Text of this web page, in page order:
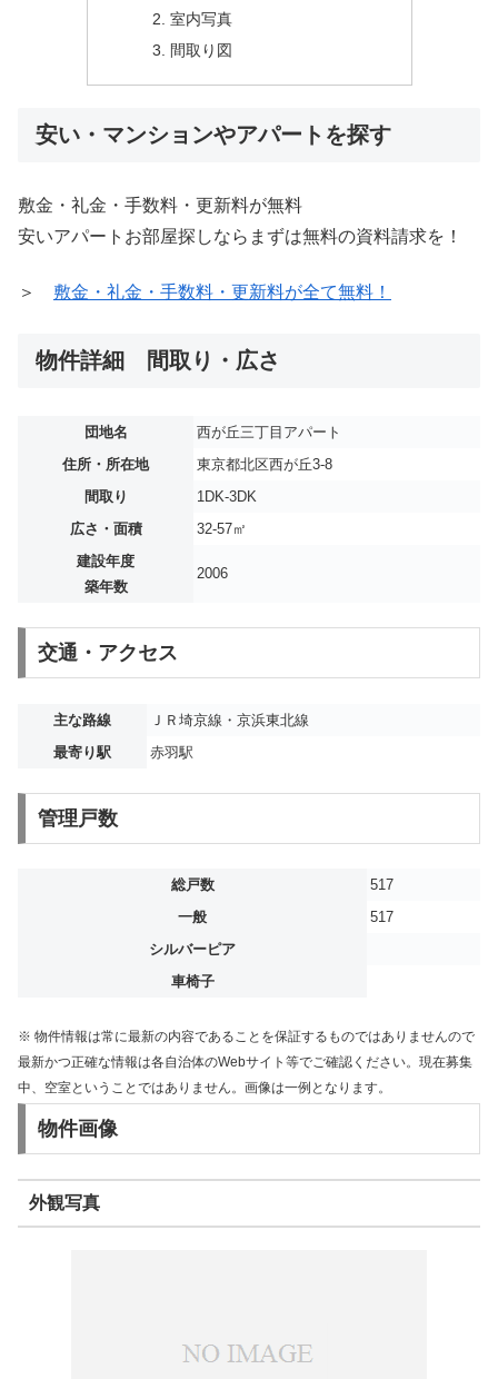
室内写真
間取り図
安い・マンションやアパートを探す
敷金・礼金・手数料・更新料が無料
安いアパートお部屋探しならまずは無料の資料請求を！
＞ 敷金・礼金・手数料・更新料が全て無料！
物件詳細 間取り・広さ
団地名
西が丘三丁目アパート
住所・所在地
東京都北区西が丘3-8
間取り
1DK-3DK
広さ・面積
32-57㎡
建設年度
築年数
2006
交通・アクセス
主な路線
ＪＲ埼京線・京浜東北線
最寄り駅
赤羽駅
管理戸数
総戸数
517
一般
517
シルバーピア
車椅子
※ 物件情報は常に最新の内容であることを保証するものではありませんので
最新かつ正確な情報は各自治体のWebサイト等でご確認ください。現在募集
中、空室ということではありません。画像は一例となります。
物件画像
外観写真